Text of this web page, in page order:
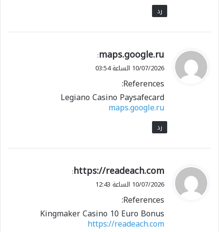
رد
ي
ق
ل
maps.google.ru
:
10/07/2026 الساعة 03:54
References:
Legiano Casino Paysafecard
maps.google.ru
رد
ي
ق
ل
https://readeach.com
:
10/07/2026 الساعة 12:43
References:
Kingmaker Casino 10 Euro Bonus
https://readeach.com